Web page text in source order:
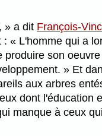
a dit François-
:
L'homme qui a
son
Et
aux arbres
dont l'éducation
manque à ceux